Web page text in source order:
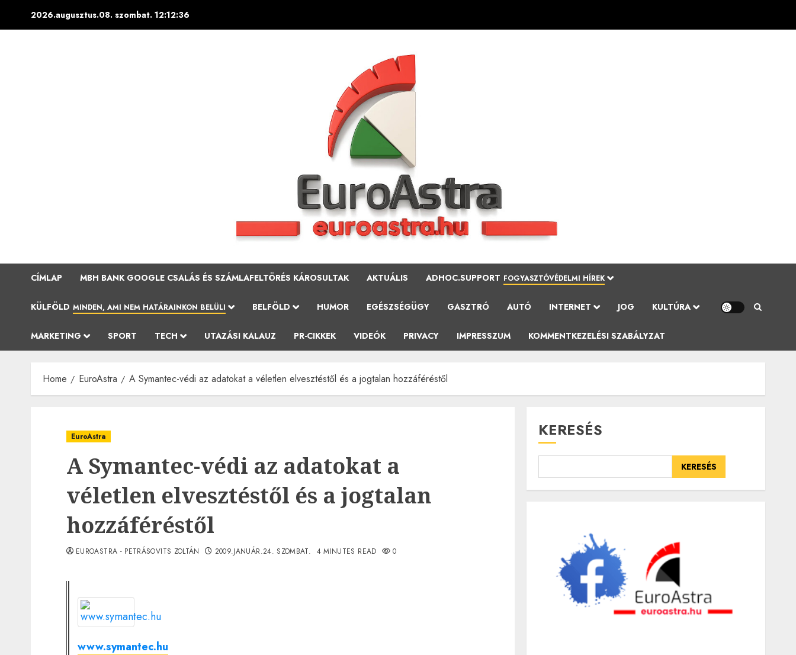
2026.augusztus.08. szombat. 12:12:37
CÍMLAP MBH BANK GOOGLE CSALÁS ÉS SZÁMLAFELTÖRÉS KÁROSULTAK AKTUÁLIS ADHOC.SUPPORT FOGYASZTÓVÉDELMI HÍREK
KÜLFÖLD MINDEN, AMI NEM HATÁRAINKON BELÜLI BELFÖLD HUMOR EGÉSZSÉGÜGY GASZTRÓ AUTÓ INTERNET JOG KULTÚRA
MARKETING SPORT TECH UTAZÁSI KALAUZ PR-CIKKEK VIDEÓK PRIVACY IMPRESSZUM KOMMENTKEZELÉSI SZABÁLYZAT
Home EuroAstra A Symantec-védi az adatokat a véletlen elvesztéstől és a jogtalan hozzáféréstől
EuroAstra
A Symantec-védi az adatokat a
véletlen elvesztéstől és a jogtalan
hozzáféréstől
EUROASTRA - PETRÁSOVITS ZOLTÁN 2009.JANUÁR.24. SZOMBAT. 4 MINUTES READ 0
www.symantec.hu
KERESÉS
KERESÉS